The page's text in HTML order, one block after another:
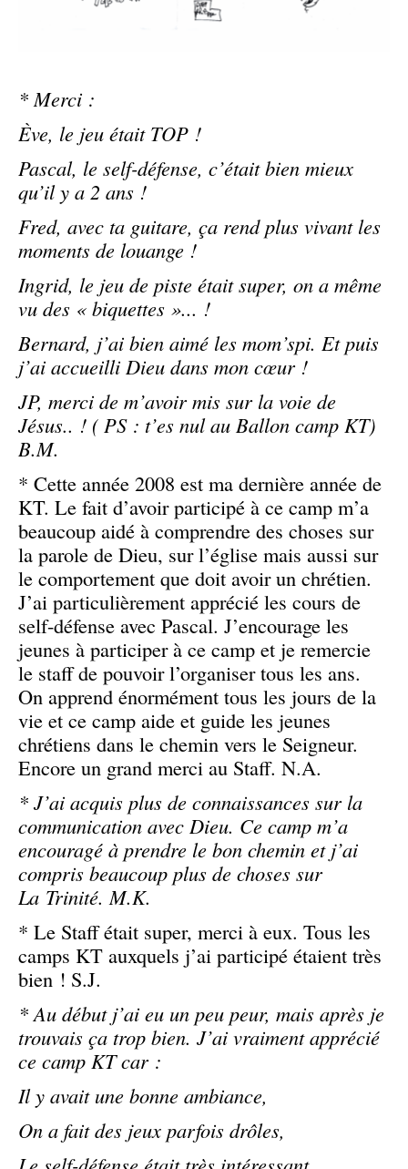
* Merci :
Ève, le jeu était TOP !
Pascal, le self-défense, c’était bien mieux
qu’il y a 2 ans !
Fred, avec ta guitare, ça rend plus vivant les
moments de louange !
Ingrid, le jeu de piste était super, on a même
vu des « biquettes »... !
Bernard, j’ai bien aimé les mom’spi. Et puis
j’ai accueilli Dieu dans mon cœur !
JP, merci de m’avoir mis sur la voie de
Jésus.. ! ( PS : t’es nul au Ballon camp KT)
B.M.
* Cette année 2008 est ma dernière année de
KT. Le fait d’avoir participé à ce camp m’a
beaucoup aidé à comprendre des choses sur
la parole de Dieu, sur l’église mais aussi sur
le comportement que doit avoir un chrétien.
J’ai particulièrement apprécié les cours de
self-défense avec Pascal. J’encourage les
jeunes à participer à ce camp et je remercie
le staff de pouvoir l’organiser tous les ans.
On apprend énormément tous les jours de la
vie et ce camp aide et guide les jeunes
chrétiens dans le chemin vers le Seigneur.
Encore un grand merci au Staff. N.A.
* J’ai acquis plus de connaissances sur la
communication avec Dieu. Ce camp m’a
encouragé à prendre le bon chemin et j’ai
compris beaucoup plus de choses sur
La Trinité. M.K.
* Le Staff était super, merci à eux. Tous les
camps KT auxquels j’ai participé étaient très
bien ! S.J.
* Au début j’ai eu un peu peur, mais après je
trouvais ça trop bien. J’ai vraiment apprécié
ce camp KT car :
Il y avait une bonne ambiance,
On a fait des jeux parfois drôles,